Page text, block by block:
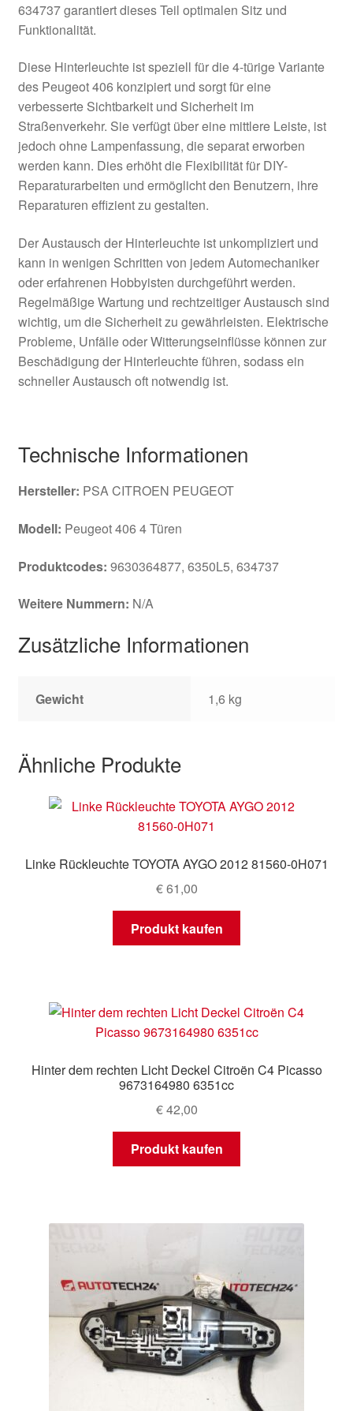
634737 garantiert dieses Teil optimalen Sitz und
Funktionalität.
Diese Hinterleuchte ist speziell für die 4-türige Variante
des Peugeot 406 konzipiert und sorgt für eine
verbesserte Sichtbarkeit und Sicherheit im
Straßenverkehr. Sie verfügt über eine mittlere Leiste, ist
jedoch ohne Lampenfassung, die separat erworben
werden kann. Dies erhöht die Flexibilität für DIY-
Reparaturarbeiten und ermöglicht den Benutzern, ihre
Reparaturen effizient zu gestalten.
Der Austausch der Hinterleuchte ist unkompliziert und
kann in wenigen Schritten von jedem Automechaniker
oder erfahrenen Hobbyisten durchgeführt werden.
Regelmäßige Wartung und rechtzeitiger Austausch sind
wichtig, um die Sicherheit zu gewährleisten. Elektrische
Probleme, Unfälle oder Witterungseinflüsse können zur
Beschädigung der Hinterleuchte führen, sodass ein
schneller Austausch oft notwendig ist.
Technische Informationen
Hersteller: PSA CITROEN PEUGEOT
Modell: Peugeot 406 4 Türen
Produktcodes: 9630364877, 6350L5, 634737
Weitere Nummern: N/A
Zusätzliche Informationen
Gewicht 1,6 kg
Ähnliche Produkte
Linke Rückleuchte TOYOTA AYGO 2012 81560-0H071
€61,00
Produkt kaufen
Hinter dem rechten Licht Deckel Citroën C4 Picasso
9673164980 6351cc
€42,00
Produkt kaufen